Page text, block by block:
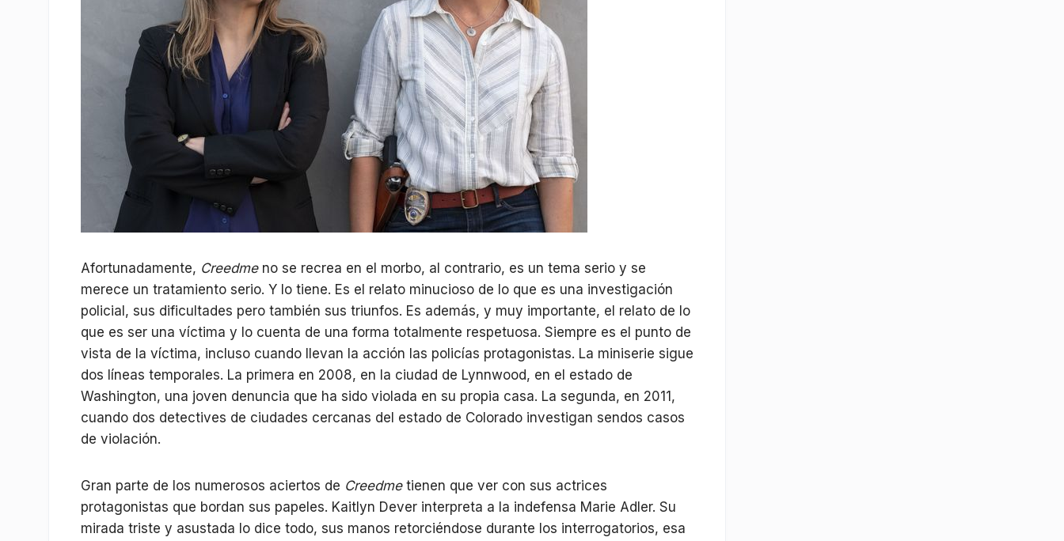
Afortunadamente, Creedmeno se recrea en el morbo, al contrario, es un tema serio y se
merece un tratamiento serio. Y lo tiene. Es el relato minucioso de lo que es una investigación
policial, sus dificultades pero también sus triunfos. Es además, y muy importante, el relato de lo
que es ser una víctima y lo cuenta de una forma totalmente respetuosa. Siempre es el punto de
vista de la víctima, incluso cuando llevan la acción las policías protagonistas. La miniserie sigue
dos líneas temporales. La primera en 2008, en la ciudad de Lynnwood, en el estado de
Washington, una joven denuncia que ha sido violada en su propia casa. La segunda, en 2011,
cuando dos detectives de ciudades cercanas del estado de Colorado investigan sendos casos
de violación.
Gran parte de los numerosos aciertos de Creedmetienen que ver con sus actrices
protagonistas que bordan sus papeles. Kaitlyn Dever interpreta a la indefensa Marie Adler. Su
mirada triste y asustada lo dice todo, sus manos retorciéndose durante los interrogatorios, esa